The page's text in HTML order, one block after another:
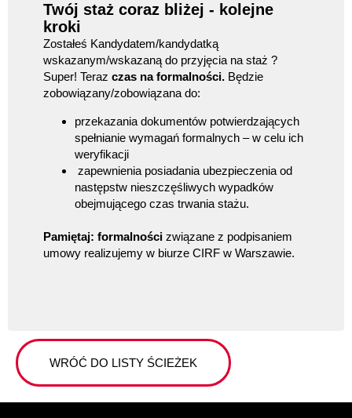
Twój staż coraz bliżej - kolejne
kroki
Zostałeś Kandydatem/kandydatką
wskazanym/wskazaną do przyjęcia na staż ?
Super! Teraz czas na formalności. Będzie
zobowiązany/zobowiązana do:
przekazania dokumentów potwierdzających
spełnianie wymagań formalnych – w celu ich
weryfikacji
zapewnienia posiadania ubezpieczenia od
następstw nieszczęśliwych wypadków
obejmującego czas trwania stażu.
Pamiętaj: formalności związane z podpisaniem
umowy realizujemy w biurze CIRF w Warszawie.
WRÓĆ DO LISTY ŚCIEŻEK